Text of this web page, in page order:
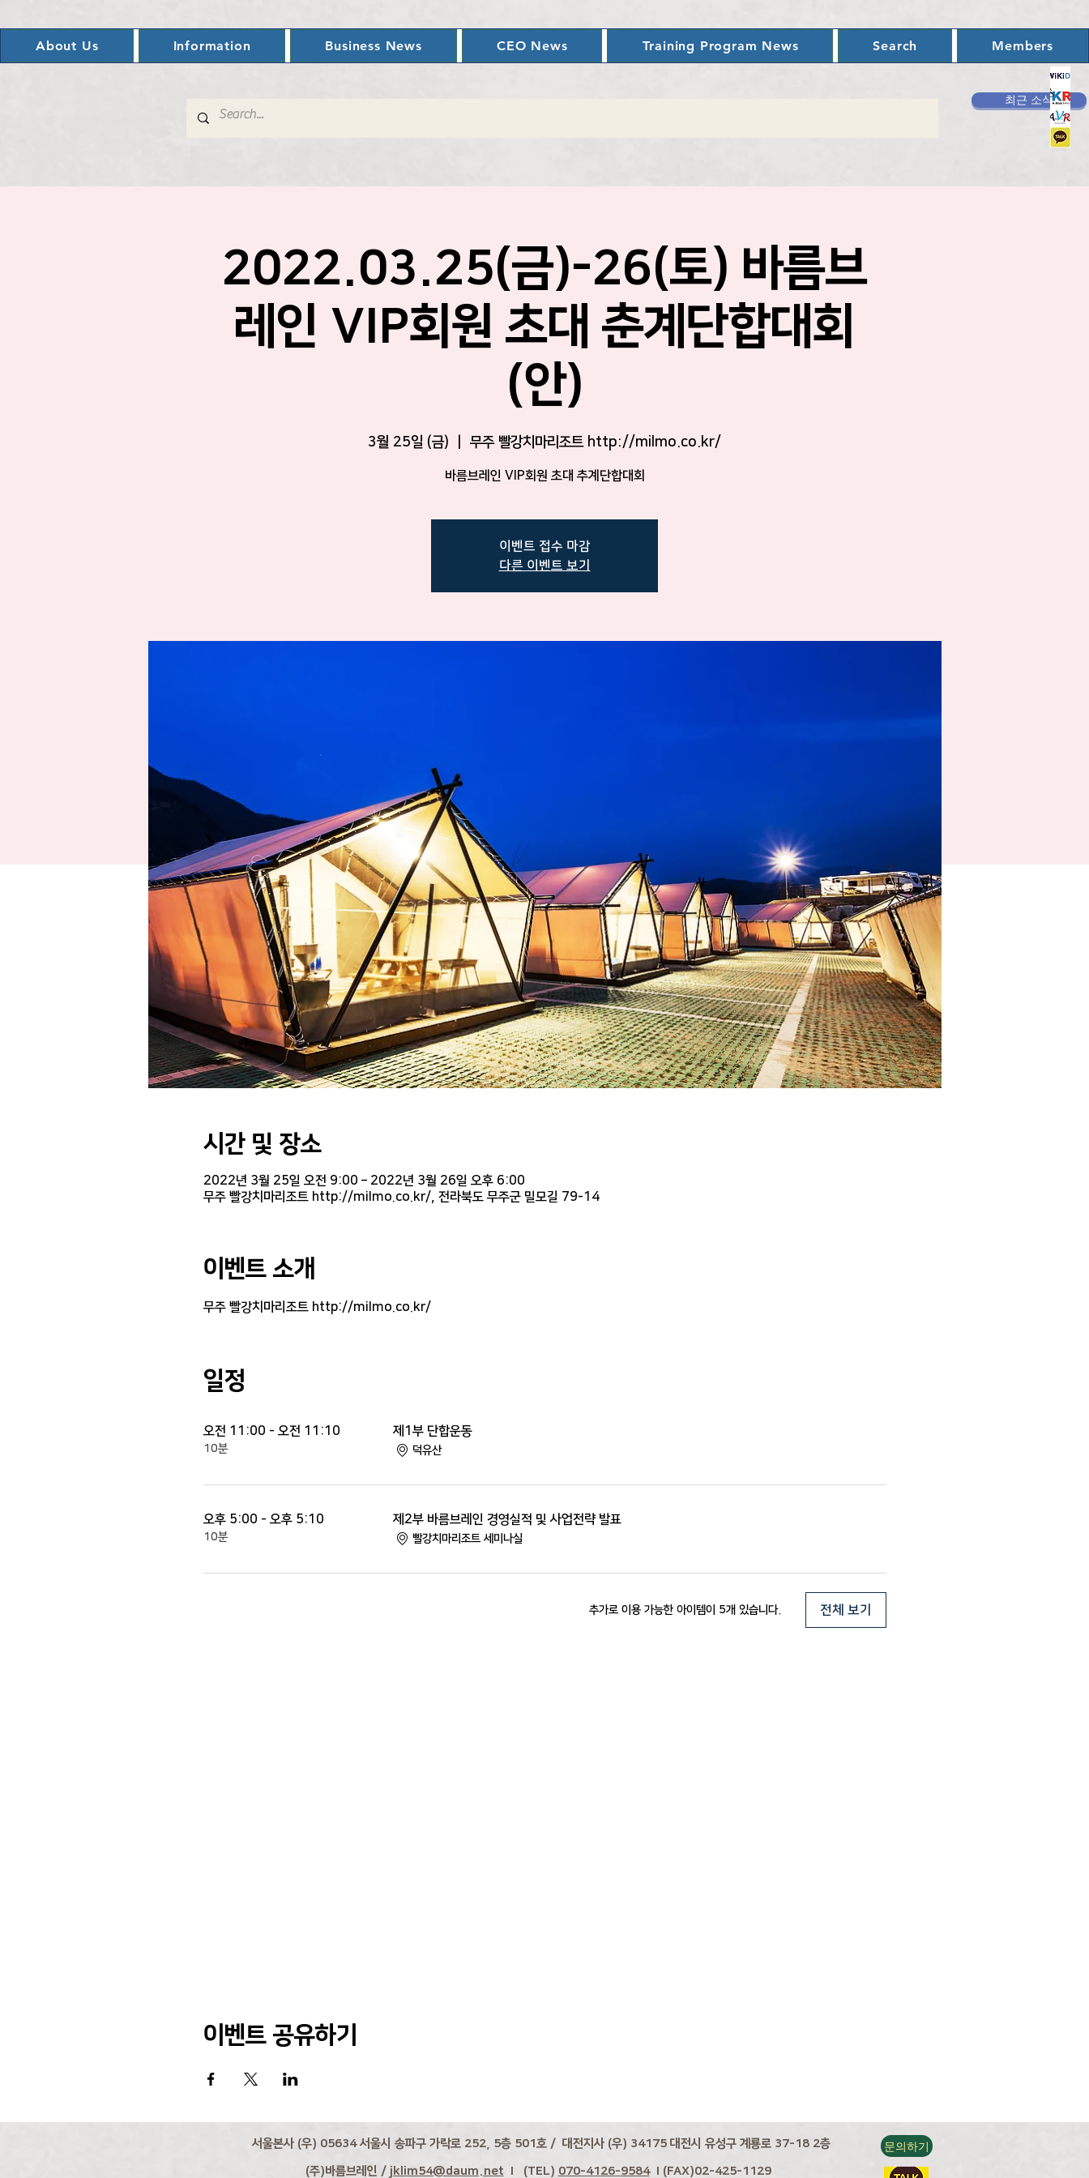
About Us Information Business News CEO News Training Program News Search Members
최근 소식
2022.03.25(금)-26(토) 바름브
레인 VIP회원 초대 춘계단합대회
(안)
3월 25일 (금) 무주 빨강치마리조트 http://milmo.co.kr/
바름브레인 VIP회원 초대 추계단합대회
이벤트 접수 마감
다른 이벤트 보기
시간 및 장소
2022년 3월 25일 오전 9:00 – 2022년 3월 26일 오후 6:00
무주 빨강치마리조트 http://milmo.co.kr/, 전라북도 무주군 밀모길 79-14
이벤트 소개
무주 빨강치마리조트 http://milmo.co.kr/
일정
오전 11:00 - 오전 11:10
10분
제1부 단합운동
덕유산
오후 5:00 - 오후 5:10
10분
제2부 바름브레인 경영실적 및 사업전략 발표
빨강치마리조트 세미나실
추가로 이용 가능한 아이템이 5개 있습니다. 전체 보기
이벤트 공유하기
서울본사 (우) 05634 서울시 송파구 가락로 252, 5층 501호 / 대전지사 (우) 34175 대전시 유성구 계룡로 37-18 2층
(주)바름브레인 / jklim54@daum.net I (TEL) 070-4126-9584I (FAX)02-425-1129
문의하기